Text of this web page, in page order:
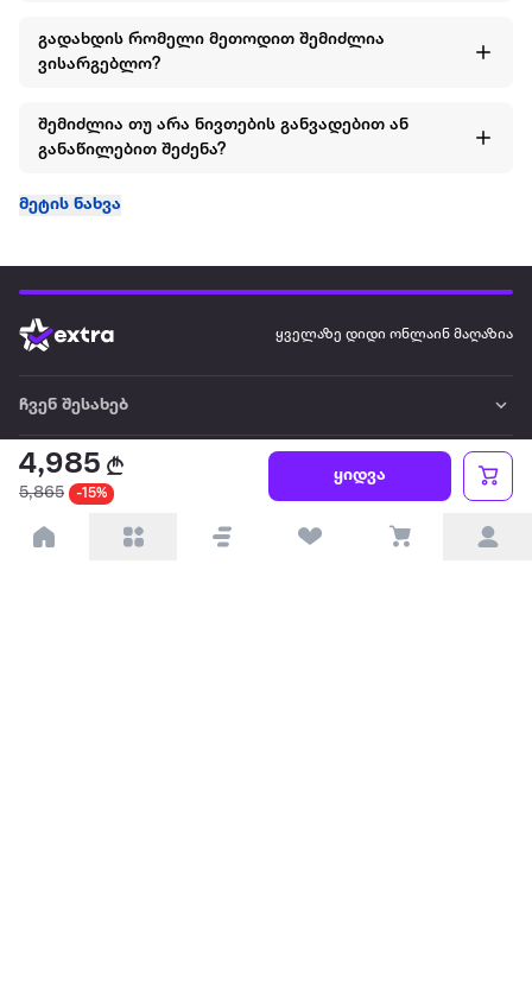
4,985
5,865 -15%
ყიდვა
გადახდის რომელი მეთოდით შემიძლია
ვისარგებლო?
შემიძლია თუ არა ნივთების განვადებით ან
განაწილებით შეძენა?
მეტის ნახვა
ყველაზე დიდი ონლაინ მაღაზია
ჩვენ შესახებ
წესები და პირობები
პარტნიორებისთვის